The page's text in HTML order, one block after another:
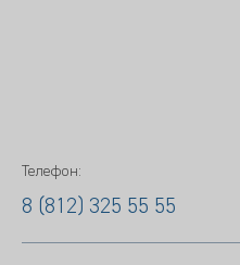
Телефон:
8 (812) 325 55 55